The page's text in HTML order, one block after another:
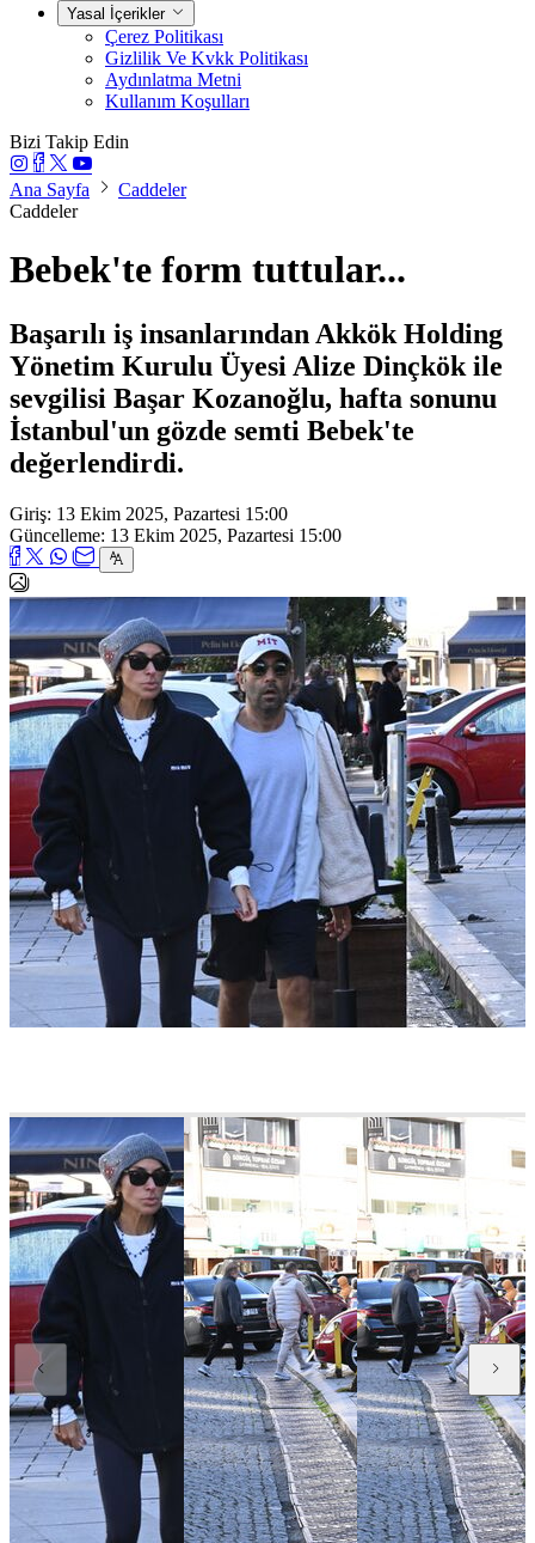
Yasal İçerikler
Çerez Politikası
Gizlilik Ve Kvkk Politikası
Aydınlatma Metni
Kullanım Koşulları
Bizi Takip Edin
Ana Sayfa
Caddeler
Caddeler
Bebek'te form tuttular...
Başarılı iş insanlarından Akkök Holding
Yönetim Kurulu Üyesi Alize Dinçkök ile
sevgilisi Başar Kozanoğlu, hafta sonunu
İstanbul'un gözde semti Bebek'te
değerlendirdi.
Giriş: 13 Ekim 2025, Pazartesi 15:00
Güncelleme: 13 Ekim 2025, Pazartesi 15:00